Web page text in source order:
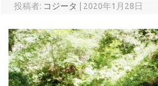
投稿者: コジータ 2020年1月28日